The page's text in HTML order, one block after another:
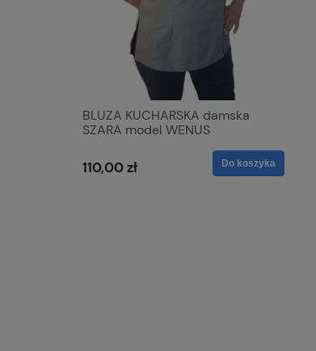
BLUZA KUCHARSKA damska
SZARA model WENUS
110,00 zł Do koszyka